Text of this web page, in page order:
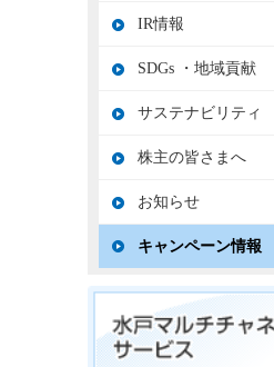
IR情報
SDGs ・地域貢献
サステナビリティ
株主の皆さまへ
お知らせ
キャンペーン情報